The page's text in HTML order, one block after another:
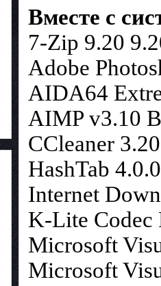
Вместе с
7-Zip 9.20
Adobe
AIDA64
AIMP v3.10
CCleaner 3.20
HashTab
Internet
K-Lite Codec
Microsoft
Microsoft